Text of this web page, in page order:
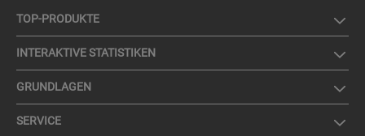
TOP-PRO­DUK­TE
IN­TER­AK­TI­VE STA­TIS­TI­KEN
GRUND­LA­GEN
SER­VICE